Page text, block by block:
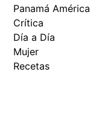
Panamá América
Crítica
Día a Día
Mujer
Recetas